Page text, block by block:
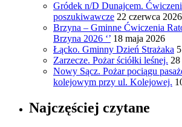
Gródek n/D Dunajcem.
poszukiwawcze 22 czerwca 2026
Brzyna – Gminne Ćwiczenia
Brzyna 2026 ‘’ 18 maja 2026
Łącko. Gminny Dzień Strażaka
Zarzecze. Pożar ściółki leśnej.
Nowy Sącz. Pożar pociągu
kolejowym przy ul. Kolejowej.
Najczęściej czytane